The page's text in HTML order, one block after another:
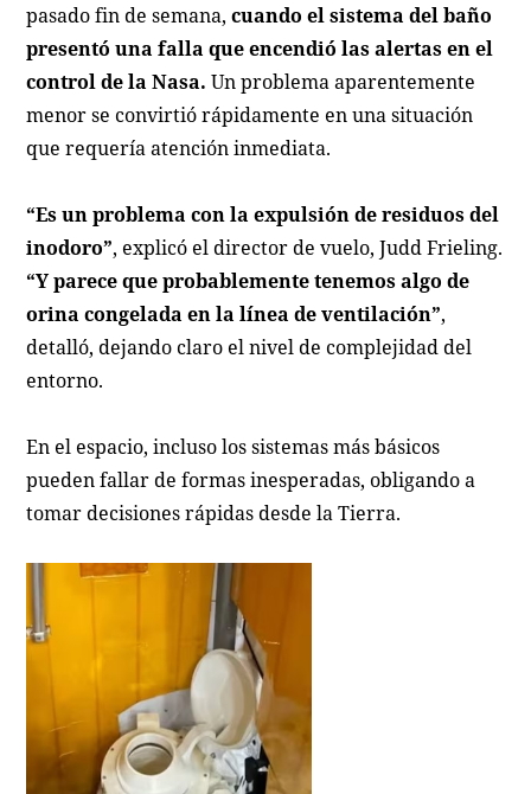
pasado fin de semana,cuando el sistema del baño
presentó una falla que encendió las alertas en el
control de la Nasa. Un problema aparentemente
menor se convirtió rápidamente en una situación
que requería atención inmediata.
“Es un problema con la expulsión de residuos del
inodoro”, explicó el director de vuelo, Judd Frieling.
“Y parece que probablemente tenemos algo de
orina congelada en la línea de ventilación”,
detalló, dejando claro el nivel de complejidad del
entorno.
En el espacio, incluso los sistemas más básicos
pueden fallar de formas inesperadas, obligando a
tomar decisiones rápidas desde la Tierra.